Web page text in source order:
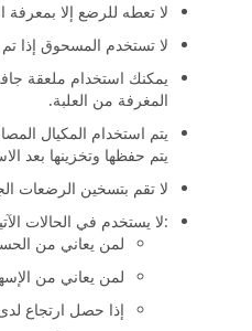
لا تعطه للرضع إلا بمعرفة
لا تستخدم المسحوق إذا تم فتح
يمكنك استخدام ملعقة
المغرفة من العلبة.
يتم استخدام المكيال
يتم حفظها وتخزينها بعد
لا تقم بتسخين الرضعات
:لا يستخدم في الحالات
لمن يعاني من
لمن يعاني من
إذا حصل ارتجاع